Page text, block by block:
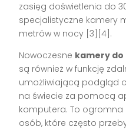
zasięg doświetlenia do
specjalistyczne kamery
metrów w nocy [3][4].
Nowoczesne kamery
są również w funkcję
umożliwiającą podgląd
na świecie za pomocą
komputera. To ogromna
osób, które często